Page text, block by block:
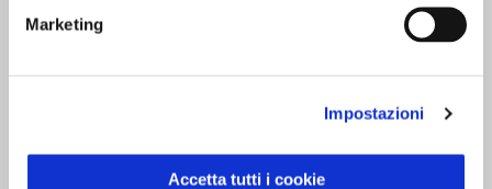
Marketing
Impostazioni
Accetta tutti i cookie